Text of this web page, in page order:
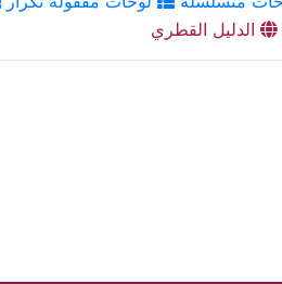
الدليل القطري